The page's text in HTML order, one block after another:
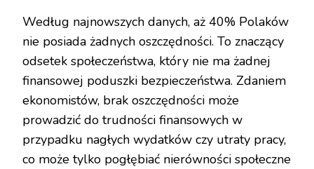
Według najnowszych danych, aż 40% Polaków
nie posiada żadnych oszczędności. To znaczący
odsetek społeczeństwa, który nie ma żadnej
finansowej poduszki bezpieczeństwa. Zdaniem
ekonomistów, brak oszczędności może
prowadzić do trudności finansowych w
przypadku nagłych wydatków czy utraty pracy,
co może tylko pogłębiać nierówności społeczne